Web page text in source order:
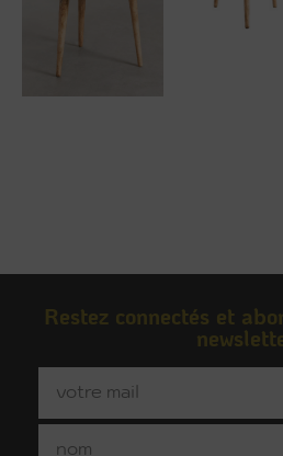
Restez connectés et